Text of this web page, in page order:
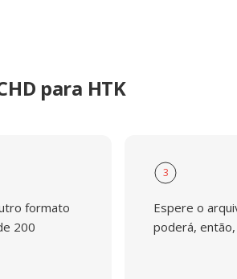
para HTK
formato
200
3
Espere o
poderá,